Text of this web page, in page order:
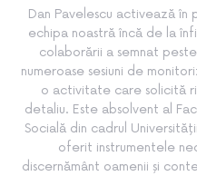
Dan Pavelescu activează în
echipa noastră încă de la
colaborării a semnat
numeroase sesiuni de
o activitate care solicită
detaliu. Este absolvent al
Socială din cadrul
oferit instrumentele
discernământ oamenii și